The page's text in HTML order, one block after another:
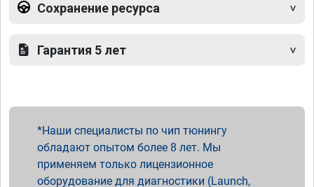
Сохранение ресурса
Гарантия 5 лет
Наши специалисты по чип тюнингу
обладают опытом более 8 лет. Мы
применяем только лицензионное
оборудование для диагностики (Launch,